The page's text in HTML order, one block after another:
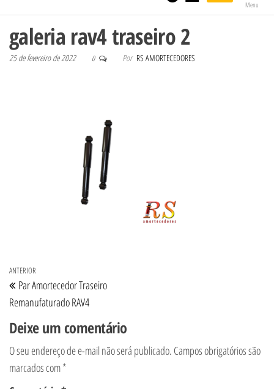
Menu
galeria rav4 traseiro 2
25 de fevereiro de 2022 0 Por RS AMORTECEDORES
Navegação de Post
Post anterior
ANTERIOR
Par Amortecedor Traseiro
Remanufaturado RAV4
Deixe um comentário
O seu endereço de e-mail não será publicado. Campos obrigatórios são
marcados com*